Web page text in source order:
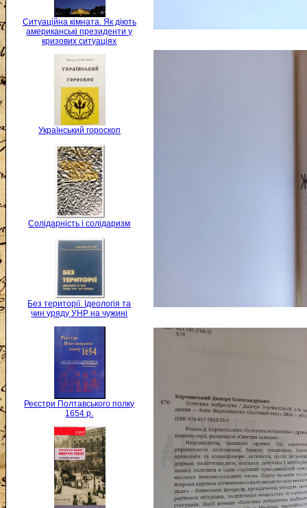
Ситуаційна кімната. Як діють
американські президенти у
кризових ситуаціях
Український гороскоп
Солідарність і солідаризм
Без території. Ідеологія та
чин уряду УНР на чужині
Реєстри Полтавського полку
1654 р.